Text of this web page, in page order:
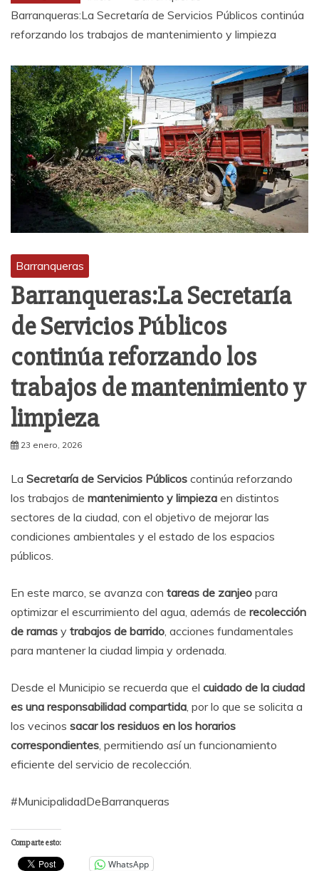
Barranqueras:La Secretaría de Servicios Públicos continúa
reforzando los trabajos de mantenimiento y limpieza
Barranqueras
Barranqueras:La Secretaría
de Servicios Públicos
continúa reforzando los
trabajos de mantenimiento y
limpieza
23 enero, 2026
La Secretaría de Servicios Públicos continúa reforzando
los trabajos de mantenimiento y limpieza en distintos
sectores de la ciudad, con el objetivo de mejorar las
condiciones ambientales y el estado de los espacios
públicos.
En este marco, se avanza con tareas de zanjeo para
optimizar el escurrimiento del agua, además de recolección
de ramas y trabajos de barrido, acciones fundamentales
para mantener la ciudad limpia y ordenada.
Desde el Municipio se recuerda que el cuidado de la ciudad
es una responsabilidad compartida, por lo que se solicita a
los vecinos sacar los residuos en los horarios
correspondientes, permitiendo así un funcionamiento
eficiente del servicio de recolección.
#MunicipalidadDeBarranqueras
Comparte esto:
WhatsApp